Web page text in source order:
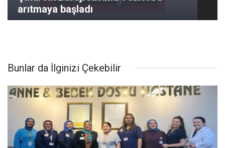
arıtmaya başladı
Bunlar da İlginizi Çekebilir